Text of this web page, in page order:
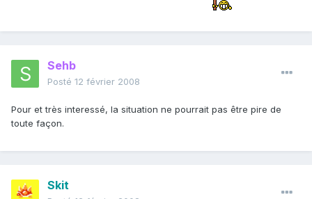
Sehb
Posté 12 février 2008
Pour et très interessé, la situation ne pourrait pas être pire de
toute façon.
Skit